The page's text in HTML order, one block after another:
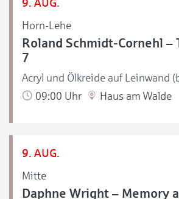
9. AUG.
Horn-Lehe
Roland Schmidt-Cornehl –
7
Acryl und Ölkreide auf Leinwand
09:00 Uhr
Haus am Walde
9. AUG.
Mitte
Daphne Wright – Memory